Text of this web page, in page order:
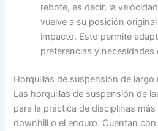
rebote, es decir, la
vuelve a su posición
impacto. Esto permite
preferencias y necesidades
Horquillas de suspensión de largo
Las horquillas de suspensión de
para la práctica de disciplinas
downhill o el enduro. Cuentan